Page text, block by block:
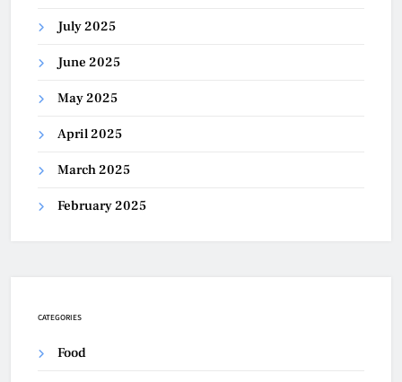
July 2025
June 2025
May 2025
April 2025
March 2025
February 2025
CATEGORIES
Food